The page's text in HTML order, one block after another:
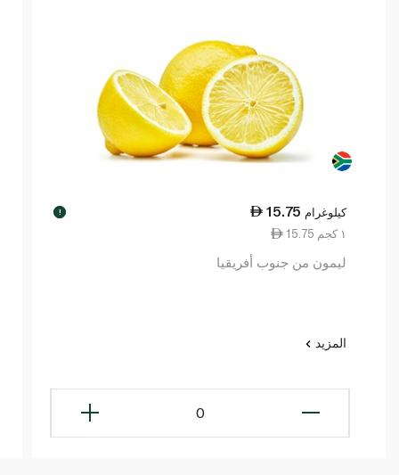
15.75 كيلوغرام !
15.75 ١ كجم
ليمون من جنوب أفريقيا
المزيد
0